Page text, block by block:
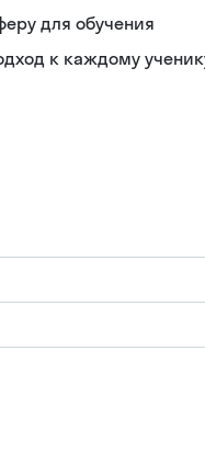
для обучения
к каждому